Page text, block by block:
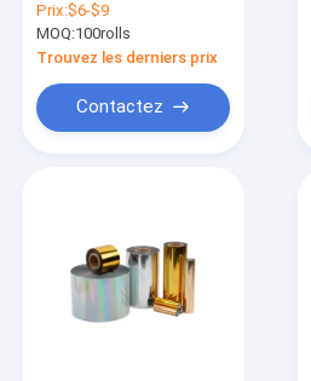
D'OR DE ROSE POUR
DES PAPIERS ET DES
CONDITIONNEMENTS
EN PLASTIQUE
Prix:$6-$9
MOQ:100rolls
Trouvez les derniers prix
Contactez